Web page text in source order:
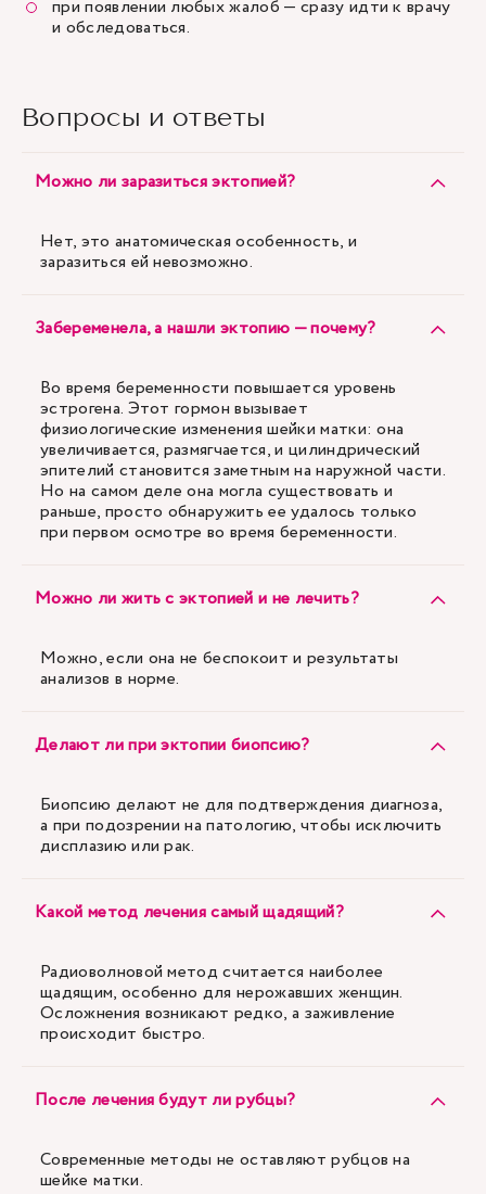
при появлении любых жалоб — сразу идти к врачу
и обследоваться.
Вопросы и ответы
Можно ли заразиться эктопией?
Нет, это анатомическая особенность, и
заразиться ей невозможно.
Забеременела, а нашли эктопию — почему?
Во время беременности повышается уровень
эстрогена. Этот гормон вызывает
физиологические изменения шейки матки: она
увеличивается, размягчается, и цилиндрический
эпителий становится заметным на наружной части.
Но на самом деле она могла существовать и
раньше, просто обнаружить ее удалось только
при первом осмотре во время беременности.
Можно ли жить с эктопией и не лечить?
Можно, если она не беспокоит и результаты
анализов в норме.
Делают ли при эктопии биопсию?
Биопсию делают не для подтверждения диагноза,
а при подозрении на патологию, чтобы исключить
дисплазию или рак.
Какой метод лечения самый щадящий?
Радиоволновой метод считается наиболее
щадящим, особенно для нерожавших женщин.
Осложнения возникают редко, а заживление
происходит быстро.
После лечения будут ли рубцы?
Современные методы не оставляют рубцов на
шейке матки.